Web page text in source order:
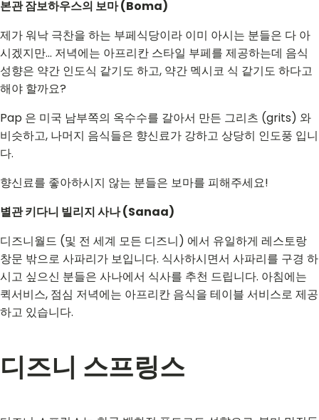
본관 잠보하우스의 보마 (Boma)
제가 워낙 극찬을 하는 부페식당이라 이미 아시는 분들은 다 아
시겠지만... 저녁에는 아프리칸 스타일 부페를 제공하는데 음식
성향은 약간 인도식 같기도 하고, 약간 멕시코 식 같기도 하다고
해야 할까요?
Pap 은 미국 남부쪽의 옥수수를 갈아서 만든 그리츠 (grits) 와
비슷하고, 나머지 음식들은 향신료가 강하고 상당히 인도풍 입니
다.
향신료를 좋아하시지 않는 분들은 보마를 피해주세요!
별관 키다니 빌리지 사나 (Sanaa)
디즈니월드 (및 전 세계 모든 디즈니) 에서 유일하게 레스토랑
창문 밖으로 사파리가 보입니다. 식사하시면서 사파리를 구경 하
시고 싶으신 분들은 사나에서 식사를 추천 드립니다. 아침에는
퀵서비스, 점심 저녁에는 아프리칸 음식을 테이블 서비스로 제공
하고 있습니다.
디즈니 스프링스